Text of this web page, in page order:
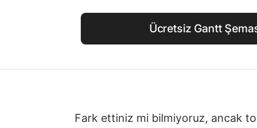
Ücretsiz Gantt
Fark ettiniz mi bilmiyoruz, ancak